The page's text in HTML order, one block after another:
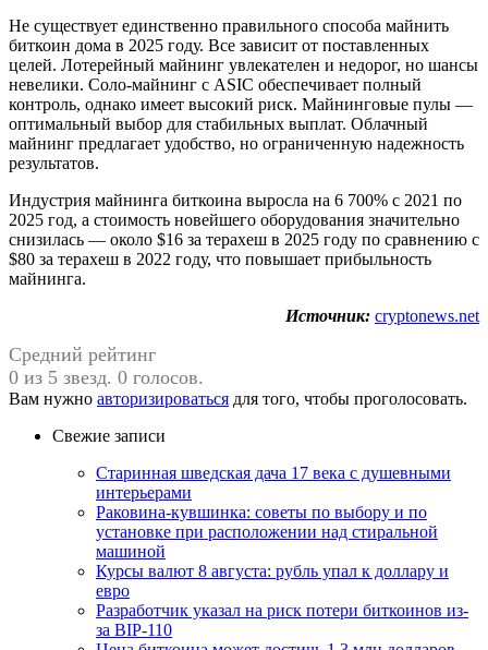
Не существует единственно правильного способа майнить
биткоин дома в 2025 году. Все зависит от поставленных
целей. Лотерейный майнинг увлекателен и недорог, но шансы
невелики. Соло-майнинг с ASIC обеспечивает полный
контроль, однако имеет высокий риск. Майнинговые пулы —
оптимальный выбор для стабильных выплат. Облачный
майнинг предлагает удобство, но ограниченную надежность
результатов.
Индустрия майнинга биткоина выросла на 6 700% с 2021 по
2025 год, а стоимость новейшего оборудования значительно
снизилась — около $16 за терахеш в 2025 году по сравнению с
$80 за терахеш в 2022 году, что повышает прибыльность
майнинга.
Источник: cryptonews.net
Средний рейтинг
0 из 5 звезд. 0 голосов.
Вам нужно авторизироваться для того, чтобы проголосовать.
Свежие записи
Старинная шведская дача 17 века с душевными
интерьерами
Раковина-кувшинка: советы по выбору и по
установке при расположении над стиральной
машиной
Курсы валют 8 августа: рубль упал к доллару и
евро
Разработчик указал на риск потери биткоинов из-
за BIP-110